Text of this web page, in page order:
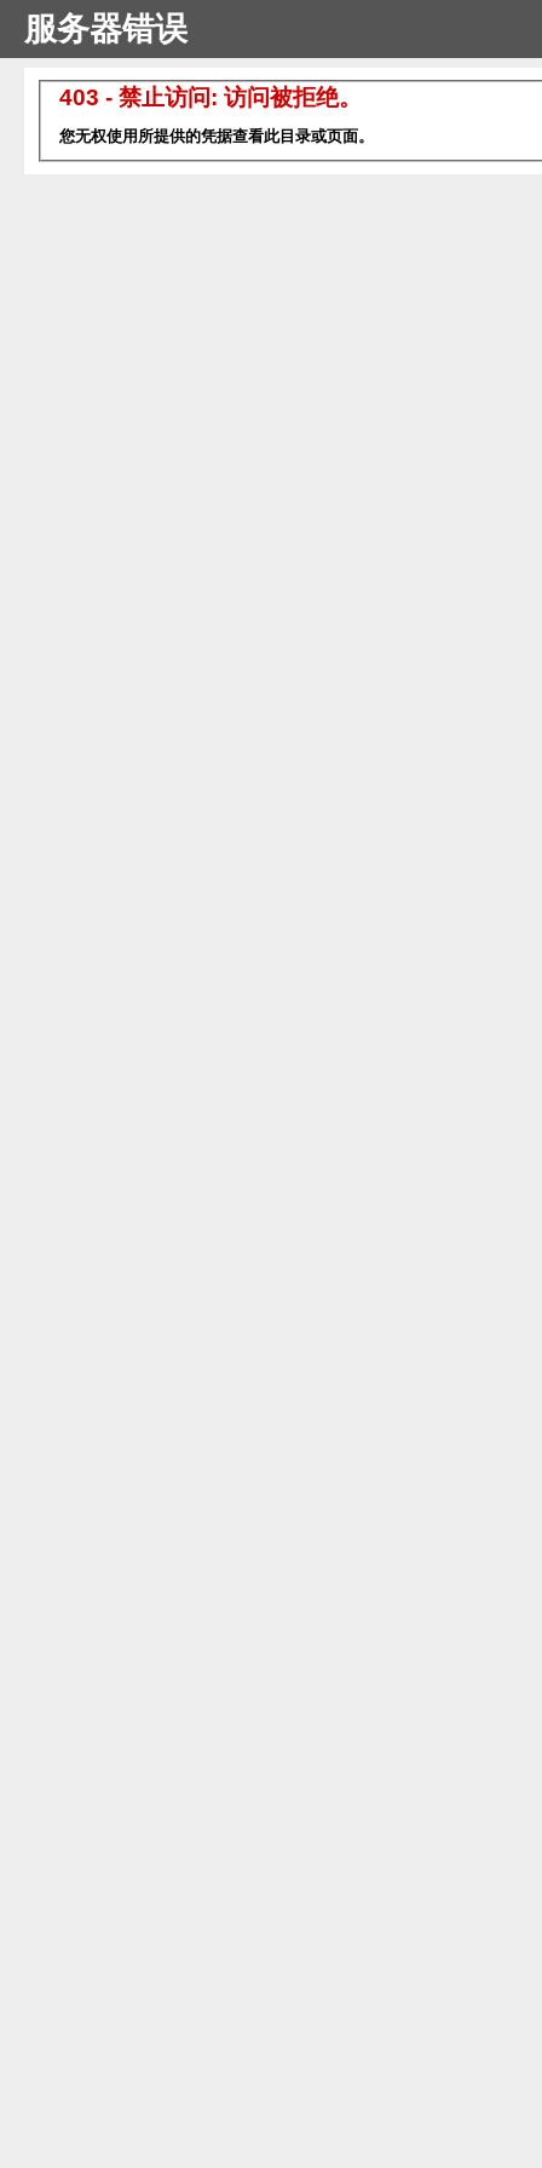
服务器错误
403 - 禁止访问: 访问被拒绝。
您无权使用所提供的凭据查看此目录或页面。